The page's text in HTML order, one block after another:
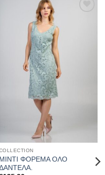
ΜΙΝΤΙ ΦΟΡΕΜΑ ΟΛΟ